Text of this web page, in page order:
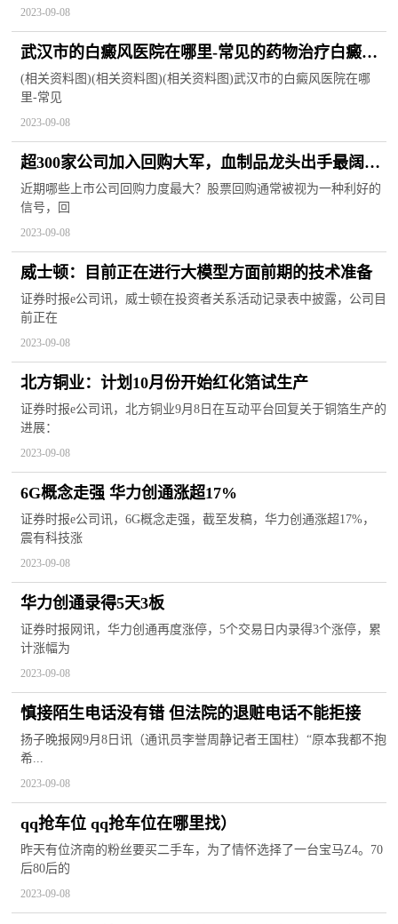
2023-09-08
武汉市的白癜风医院在哪里-常见的药物治疗白癜风
的方法有什么
(相关资料图)(相关资料图)(相关资料图)武汉市的白癜风医院在哪
里-常见
2023-09-08
超300家公司加入回购大军，血制品龙头出手最阔！
两路资金潜伏这些股
近期哪些上市公司回购力度最大？股票回购通常被视为一种利好的
信号，回
2023-09-08
威士顿：目前正在进行大模型方面前期的技术准备
证券时报e公司讯，威士顿在投资者关系活动记录表中披露，公司目
前正在
2023-09-08
北方铜业：计划10月份开始红化箔试生产
证券时报e公司讯，北方铜业9月8日在互动平台回复关于铜箔生产的
进展：
2023-09-08
​6G概念走强 华力创通涨超17%
证券时报e公司讯，6G概念走强，截至发稿，华力创通涨超17%，
震有科技涨
2023-09-08
华力创通录得5天3板
证券时报网讯，华力创通再度涨停，5个交易日内录得3个涨停，累
计涨幅为
2023-09-08
慎接陌生电话没有错 但法院的退赃电话不能拒接
扬子晚报网9月8日讯（通讯员李誉周静记者王国柱）“原本我都不抱
希...
2023-09-08
qq抢车位 qq抢车位在哪里找）
昨天有位济南的粉丝要买二手车，为了情怀选择了一台宝马Z4。70
后80后的
2023-09-08